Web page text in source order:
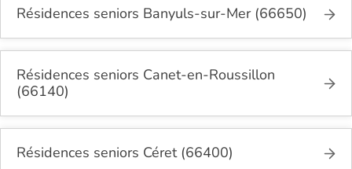
Résidences seniors Banyuls-sur-Mer (66650)
Résidences seniors Canet-en-Roussillon
(66140)
Résidences seniors Céret (66400)